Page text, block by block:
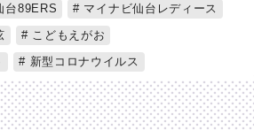
89ERS
マイナビ仙台レディース
こどもえがお
新型コロナウイルス